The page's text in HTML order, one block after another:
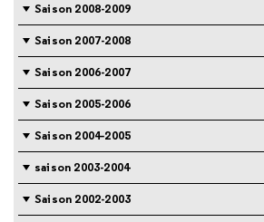
Saison 2008-2009
Saison 2007-2008
Saison 2006-2007
Saison 2005-2006
Saison 2004-2005
saison 2003-2004
Saison 2002-2003